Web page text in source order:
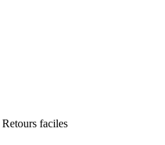
Retours faciles